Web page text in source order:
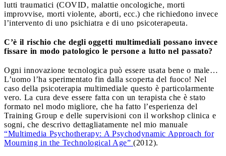
lutti traumatici (COVID, malattie oncologiche, morti
improvvise, morti violente, aborti, ecc.) che richiedono invece
l’intervento di uno psichiatra e di uno psicoterapeuta.
C’è il rischio che degli oggetti multimediali possano invece
fissare in modo patologico le persone a lutto nel passato?
Ogni innovazione tecnologica può essere usata bene o male…
L’uomo l’ha sperimentato fin dalla scoperta del fuoco! Nel
caso della psicoterapia multimediale questo è particolarmente
vero. La cura deve essere fatta con un terapista che è stato
formato nel modo migliore, che ha fatto l’esperienza del
Training Group e delle supervisioni con il workshop clinica e
sogni, che descrivo dettagliatamente nel mio manuale
“Multimedia Psychotherapy: A Psychodynamic Approach for
Mourning in the Technological Age” (2012).